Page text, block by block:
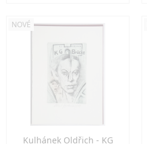
NOVÉ
Kulhánek Oldřich - KG